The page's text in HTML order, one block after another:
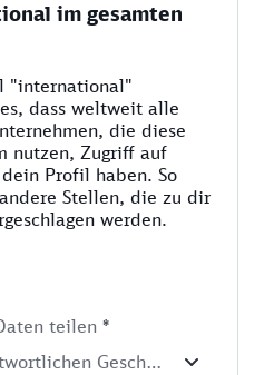
im gesamten
"international"
dass weltweit alle
die diese
nutzen, Zugriff auf
Profil haben. So
Stellen, die zu dir
werden.
teilen *